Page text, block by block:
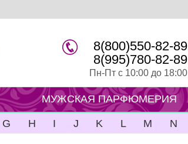
8(800)550-82-89
8(995)780-82-89
Пн-Пт с 10:00 до 18:00
МУЖСКАЯ ПАРФЮМЕРИЯ
G H I J K L M N